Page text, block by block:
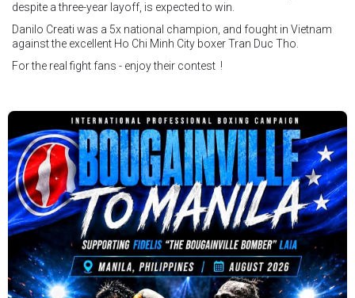
despite a three-year layoff, is expected to win.
Danilo Creati was a 5x national champion, and fought in Vietnam
against the excellent Ho Chi Minh City boxer Tran Duc Tho.
For the real fight fans - enjoy their contest !